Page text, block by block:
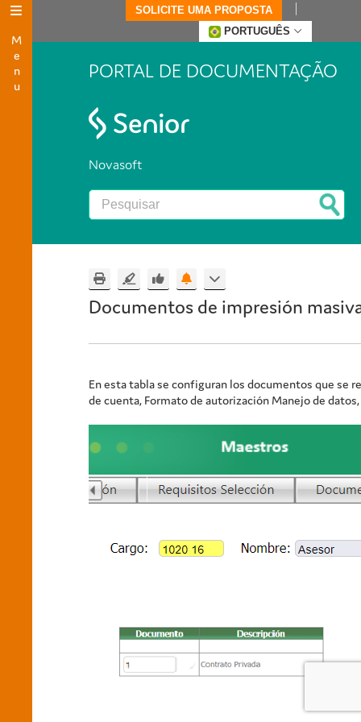
Menu
SOLICITE UMA PROPOSTA
PORTUGUÊS
PORTAL DE DOCUMENTAÇÃO
Novasoft
Documentos de impresión
En esta tabla se configuran los documentos que se
de cuenta, Formato de autorización Manejo de